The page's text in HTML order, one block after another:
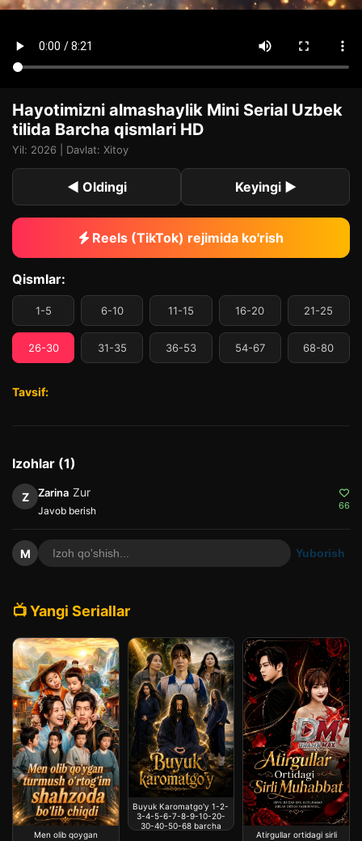
Hayotimizni almashaylik Mini Serial Uzbek
tilida Barcha qismlari HD
Yil: 2026 | Davlat: Xitoy
◀ Oldingi Keyingi ▶
Reels (TikTok) rejimida ko'rish
Qismlar:
1-5 6-10 11-15 16-20 21-25
26-30 31-35 36-53 54-67 68-80
Tavsif:
Izohlar (1)
Z Zarina Zur
Javob berish 66
M Yuborish
📺 Yangi Seriallar
Men olib qoygan
Buyuk Karomatgo'y 1-2-
3-4-5-6-7-8-9-10-20-
30-40-50-68 barcha
Atirgullar ortidagi sirli